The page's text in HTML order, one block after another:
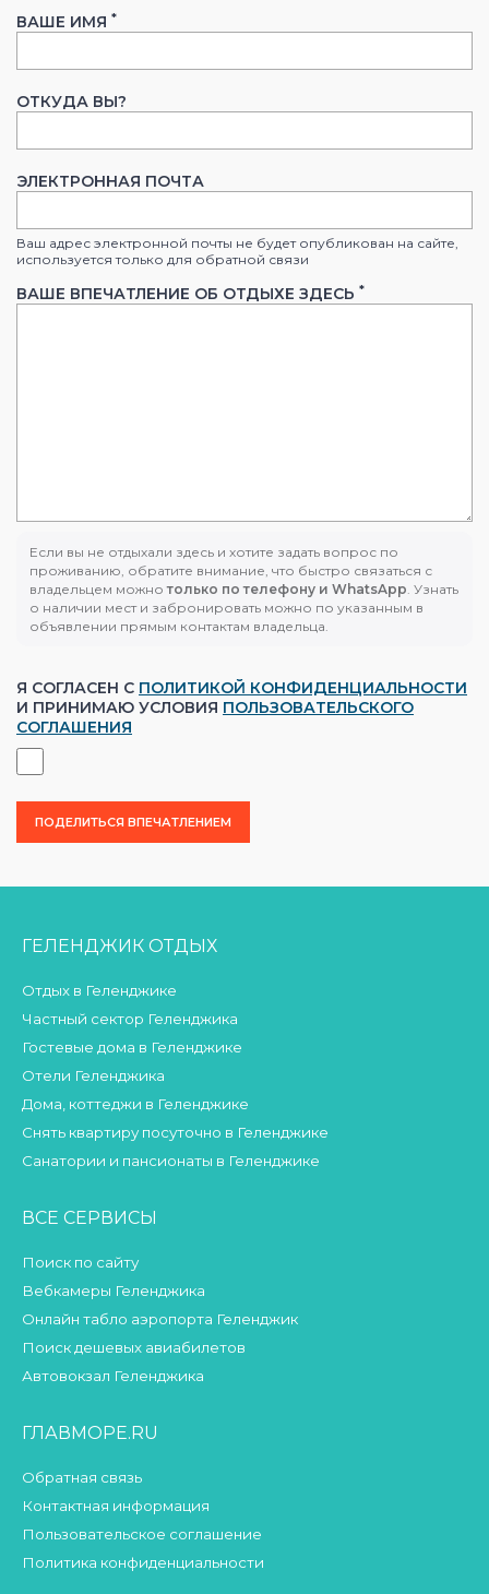
ВАШЕ ИМЯ *
ОТКУДА ВЫ?
ЭЛЕКТРОННАЯ ПОЧТА
Ваш адрес электронной почты не будет опубликован на сайте,
используется только для обратной связи
ВАШЕ ВПЕЧАТЛЕНИЕ ОБ ОТДЫХЕ ЗДЕСЬ *
Если вы не отдыхали здесь и хотите задать вопрос по
проживанию, обратите внимание, что быстро связаться с
владельцем можнотолько по телефону и WhatsApp . Узнать
о наличии мест и забронировать можно по указанным в
объявлении прямым контактам владельца.
Я СОГЛАСЕН С ПОЛИТИКОЙ КОНФИДЕНЦИАЛЬНОСТИ
И ПРИНИМАЮ УСЛОВИЯ ПОЛЬЗОВАТЕЛЬСКОГО
СОГЛАШЕНИЯ
ГЕЛЕНДЖИК ОТДЫХ
Отдых в Геленджике
Частный сектор Геленджика
Гостевые дома в Геленджике
Отели Геленджика
Дома, коттеджи в Геленджике
Снять квартиру посуточно в Геленджике
Санатории и пансионаты в Геленджике
ВСЕ СЕРВИСЫ
Поиск по сайту
Вебкамеры Геленджика
Онлайн табло аэропорта Геленджик
Поиск дешевых авиабилетов
Автовокзал Геленджика
ГЛАВМОРЕ.RU
Обратная связь
Контактная информация
Пользовательское соглашение
Политика конфиденциальности